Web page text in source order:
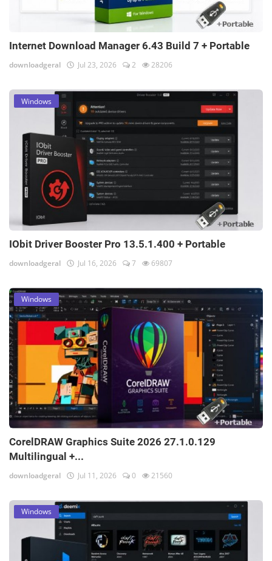
Internet Download Manager 6.43 Build 7 + Portable
downloadgeral Jul 23, 2026 2 28206
Windows
IObit Driver Booster Pro 13.5.1.400 + Portable
downloadgeral Jul 16, 2026 7 69807
Windows
CorelDRAW Graphics Suite 2026 27.1.0.129
Multilingual +...
downloadgeral Jul 11, 2026 0 21560
Windows